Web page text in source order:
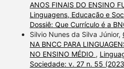
ANOS FINAIS DO ENSINO
Linguagens, Educação e
Dossiê: Que Currículo é a
Silvio Nunes da Silva Júnior,
NA BNCC PARA
NO ENSINO MÉDIO ,
Sociedade: v. 27 n. 55